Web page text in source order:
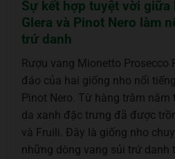
Sự kết hợp tuyệt vời giữa
Glera và Pinot Nero làm
trứ danh
Rượu vang Mionetto Prosecco
đáo của hai giống nho nổi
Pinot Nero. Từ hàng trăm năm
da xanh đặc trưng đã được
và Fruili. Đây là giống nho
những dòng vang sủi trứ danh